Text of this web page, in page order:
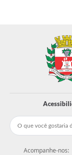
Acompanhe-nos: